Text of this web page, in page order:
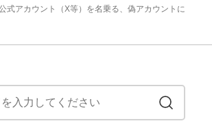
式アカウント（X等）を名乗る、偽アカウントに